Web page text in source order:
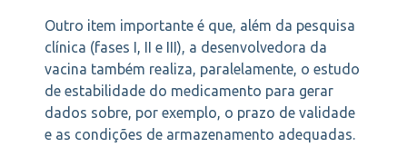
Outro item importante é que, além da pesquisa
clínica (fases I, II e III), a desenvolvedora da
vacina também realiza, paralelamente, o estudo
de estabilidade do medicamento para gerar
dados sobre, por exemplo, o prazo de validade
e as condições de armazenamento adequadas.